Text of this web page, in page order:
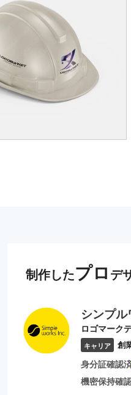
制作したプロ デ
シンプ
ロゴマーク
キャリア 創
身分証確認
機密保持確